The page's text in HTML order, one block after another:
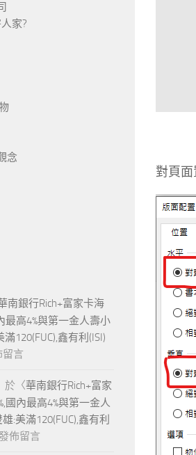
對頁
家?
念
南銀行Rich+富家卡海
最高4%與第一金人壽小
120(FUC),鑫有利(ISI)
留言
於〈華南銀行Rich+富家
國內最高4%與第一金人
:美滿120(FUC),鑫有利
佈留言